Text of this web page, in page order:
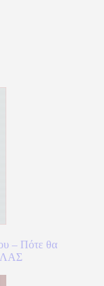
– Πότε θα